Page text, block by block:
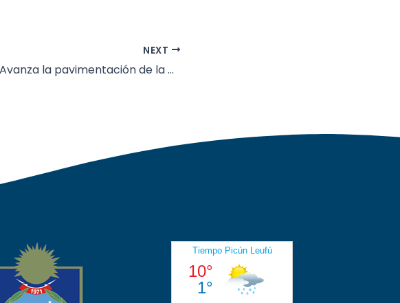
NEXT
Avanza la pavimentación de la Avenida Primeros Pobladores